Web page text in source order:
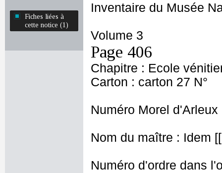
Fiches liées à
cette notice (1)
Inventaire du Musée
Volume 3
Page 406
Chapitre : Ecole
Carton : carton 27 N°
Numéro Morel d'Arleux
Nom du maître : Idem
Numéro d'ordre dans